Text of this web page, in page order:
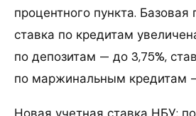
процентного пункта. Базовая
ставка по кредитам
по депозитам — до 3,75%,
по маржинальным кредитам